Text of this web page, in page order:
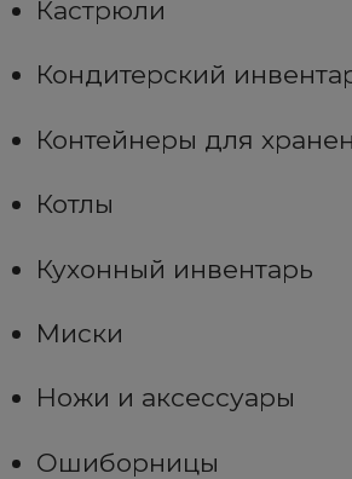
Кастрюли
Кондитерский
Контейнеры для
Котлы
Кухонный инвентарь
Миски
Ножи и аксессуары
Ошиборницы